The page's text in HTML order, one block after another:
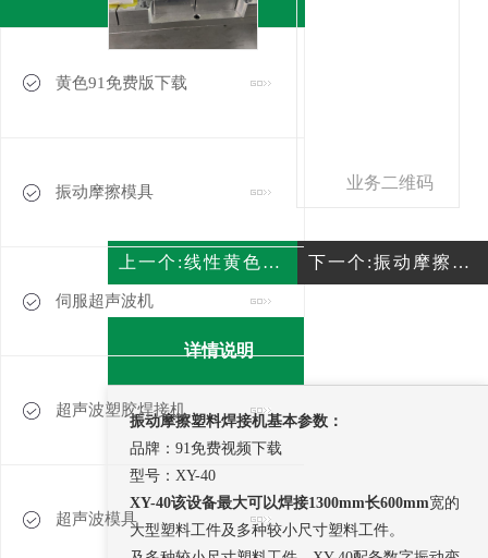
黄色91免费版下载
振动摩擦模具
伺服超声波机
超声波塑胶焊接机
超声波模具
上一个:线性黄色91免费版下载 下一个:振动摩擦焊机振动摩擦塑料焊接机
详情说明
振动摩擦塑料焊接机基本参数：
品牌：91免费视频下载
型号：XY-40
XY-40该设备最大可以焊接1300mm长600mm宽的
大型塑料工件及多种较小尺寸塑料工件。